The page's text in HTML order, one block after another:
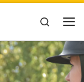
Search